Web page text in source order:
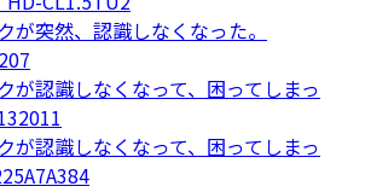
が突然、認識しなくなった。
が認識しなくなって、困ってしまっ
が認識しなくなって、困ってしまっ